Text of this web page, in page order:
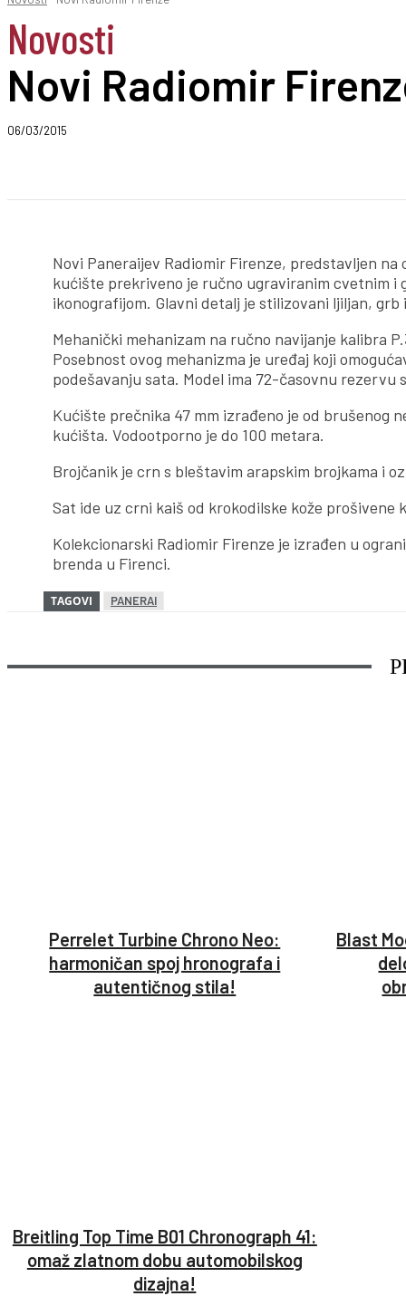
Novosti
Novi Radiomir
06/03/2015
Novi Paneraijev Radiomir Firenze, predstavljen
kućište prekriveno je ručno ugraviranim cvetnim
ikonografijom. Glavni detalj je stilizovani ljiljan, grb
Mehanički mehanizam na ručno navijanje kalibra
Posebnost ovog mehanizma je uređaj koji
podešavanju sata. Model ima 72-časovnu rezervu
Kućište prečnika 47 mm izrađeno je od brušenog
kućišta. Vodootporno je do 100 metara.
Brojčanik je crn s bleštavim arapskim brojkama i
Sat ide uz crni kaiš od krokodilske kože prošivene
Kolekcionarski Radiomir Firenze je izrađen u
brenda u Firenci.
TAGOVI PANERAI
Perrelet Turbine Chrono Neo:
harmoničan spoj hronografa i
autentičnog stila!
Blast
Breitling Top Time B01 Chronograph 41:
omaž zlatnom dobu automobilskog
dizajna!